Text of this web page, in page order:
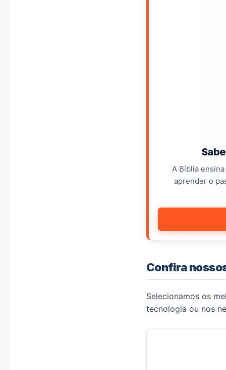
A Bíblia
aprender o
Confira
Selecionamos os
tecnologia ou nos